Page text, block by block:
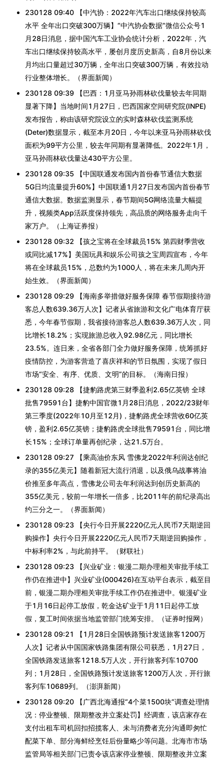
230128 09:40 【中汽协：2022年汽车出口继续保持较高
水平 全年出口突破300万辆】“中汽协会数据”微信公众号1
月28日消息，据中国汽车工业协会统计分析，2022年，汽
车出口继续保持较高水平，屡创月度历史新高，自8月份以来
月均出口量超过30万辆，全年出口突破300万辆，有效拉动
行业整体增长。（界面新闻）
230128 09:39 【巴西：1月亚马孙雨林砍伐量较去年同期
显著下降】当地时间1月27日，巴西国家空间研究院(INPE)
发布报告，称由该研究院设立的实时森林砍伐监测系统
(Deter)数据显示，截至本月20日，今年以来亚马孙雨林砍伐
面积为99平方公里，较去年同期有显著降低。2022年1月，
亚马孙雨林砍伐量达430平方公里。
230128 09:35 【中国联通发布国内首份春节通信大数据
5G日均流量提升60%】中国联通1月27日发布国内首份春节
通信大数据。数据监测显示，春节期间5G网络流量大幅提
升，视频类App活跃度保持领先，高品质的网络服务走向千
家万户。（上海证券报）
230128 09:32 【孩之宝将在全球裁员15% 第四财季营收
或同比减17%】美国玩具和娱乐公司孩之宝周四宣布，今年
将在全球裁员15%，总数约为1000人，将在未来几周内开
始生效。（界面新闻）
230128 09:29 【海南多举措做好服务保障 春节假期接待游
客总人数639.36万人次】记者从省旅游和文化广电体育厅获
悉，今年春节假期，我省接待游客总人数639.36万人次，同
比增长18.2%；实现旅游总收入92.98亿元，同比增长
23.5%。连日来，全省各部门全力做好服务保障，统筹抓好
疫情防控，为游客营造了喜庆祥和的节日氛围，实现了假日
市场“安全、有序、优质、文明”的目标。（海南日报）
230128 09:28 【捷豹路虎第三财季盈利2.65亿英镑 全球
批售79591台】捷豹中国官微1月28日消息，2022/23财年
第三季度(2022年10月至12月)，捷豹路虎全球营收60亿英
镑，盈利2.65亿英镑；捷豹路虎全球批售79591台，同比增
长15%；全球订单量再创纪录，达21.5万台。
230128 09:27 【乘高油价东风 雪佛龙2022年利润达创纪
录的355亿美元】随着新冠大流行消退，以及俄乌战事将油
价推至多年高点，雪佛龙公司去年利润达到创历史新高的
355亿美元，较前一年增长一倍多，比2011年的前纪录高出
约三分之一。（界面新闻）
230128 09:23 【央行今日开展2220亿元人民币7天期逆回
购操作】央行今日开展2220亿元人民币7天期逆回购操作，
中标利率2%，与此前持平。（财联社）
230128 09:23 【兴业矿业：银漫二期办理相关审批手续工
作仍在推进中】兴业矿业(000426)在互动平台表示，截至目
前，银漫二期办理相关审批手续工作仍在推进中。银漫矿业
于1月16日起停工放假，乾金达矿业于1月11日起停工放
假，复工时间依据当地监管部门统筹安排。（证券时报网）
230128 09:21 【1月28日全国铁路预计发送旅客1200万
人次】记者从中国国家铁路集团有限公司获悉，1月27日，
全国铁路发送旅客1218.5万人次，开行旅客列车10700
列；1月28日，全国铁路预计发送旅客1200万人次，开行旅
客列车10689列。（澎湃新闻）
230128 09:20 【广西北海通报“4个菜1500块”调查处理情
况：停业整顿、限期整改并立案处罚】经调查，该店家存在
支付出租车司机回扣招揽客人、未与消费者充分沟通即匆忙
配菜下单、部分海鲜经烹饪后份量略少等问题。北海市市场
监管局等相关部门已责令该店家停业整顿、限期整改并立案